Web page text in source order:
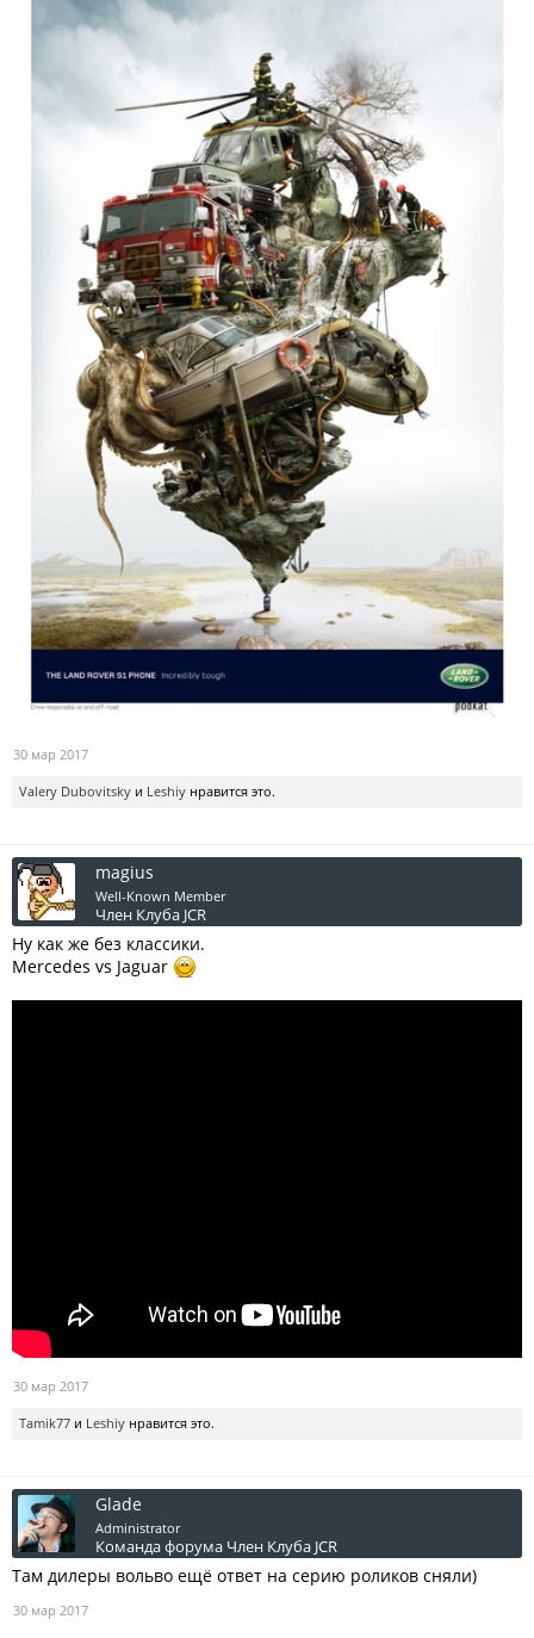
30 мар 2017
Valery Dubovitsky и Leshiy нравится это.
magius
Well-Known Member
Член Клуба JCR
Ну как же без классики.
Mercedes vs Jaguar
30 мар 2017
Tamik77 и Leshiy нравится это.
Glade
Administrator
Команда форума Член Клуба JCR
Там дилеры вольво ещё ответ на серию роликов сняли)
30 мар 2017